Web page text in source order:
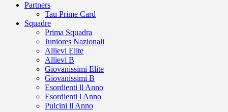
Partners
Tau Prime Card
Squadre
Prima Squadra
Juniores Nazionali
Allievi Elite
Allievi B
Giovanissimi Elite
Giovanissimi B
Esordienti ll Anno
Esordienti l Anno
Pulcini ll Anno